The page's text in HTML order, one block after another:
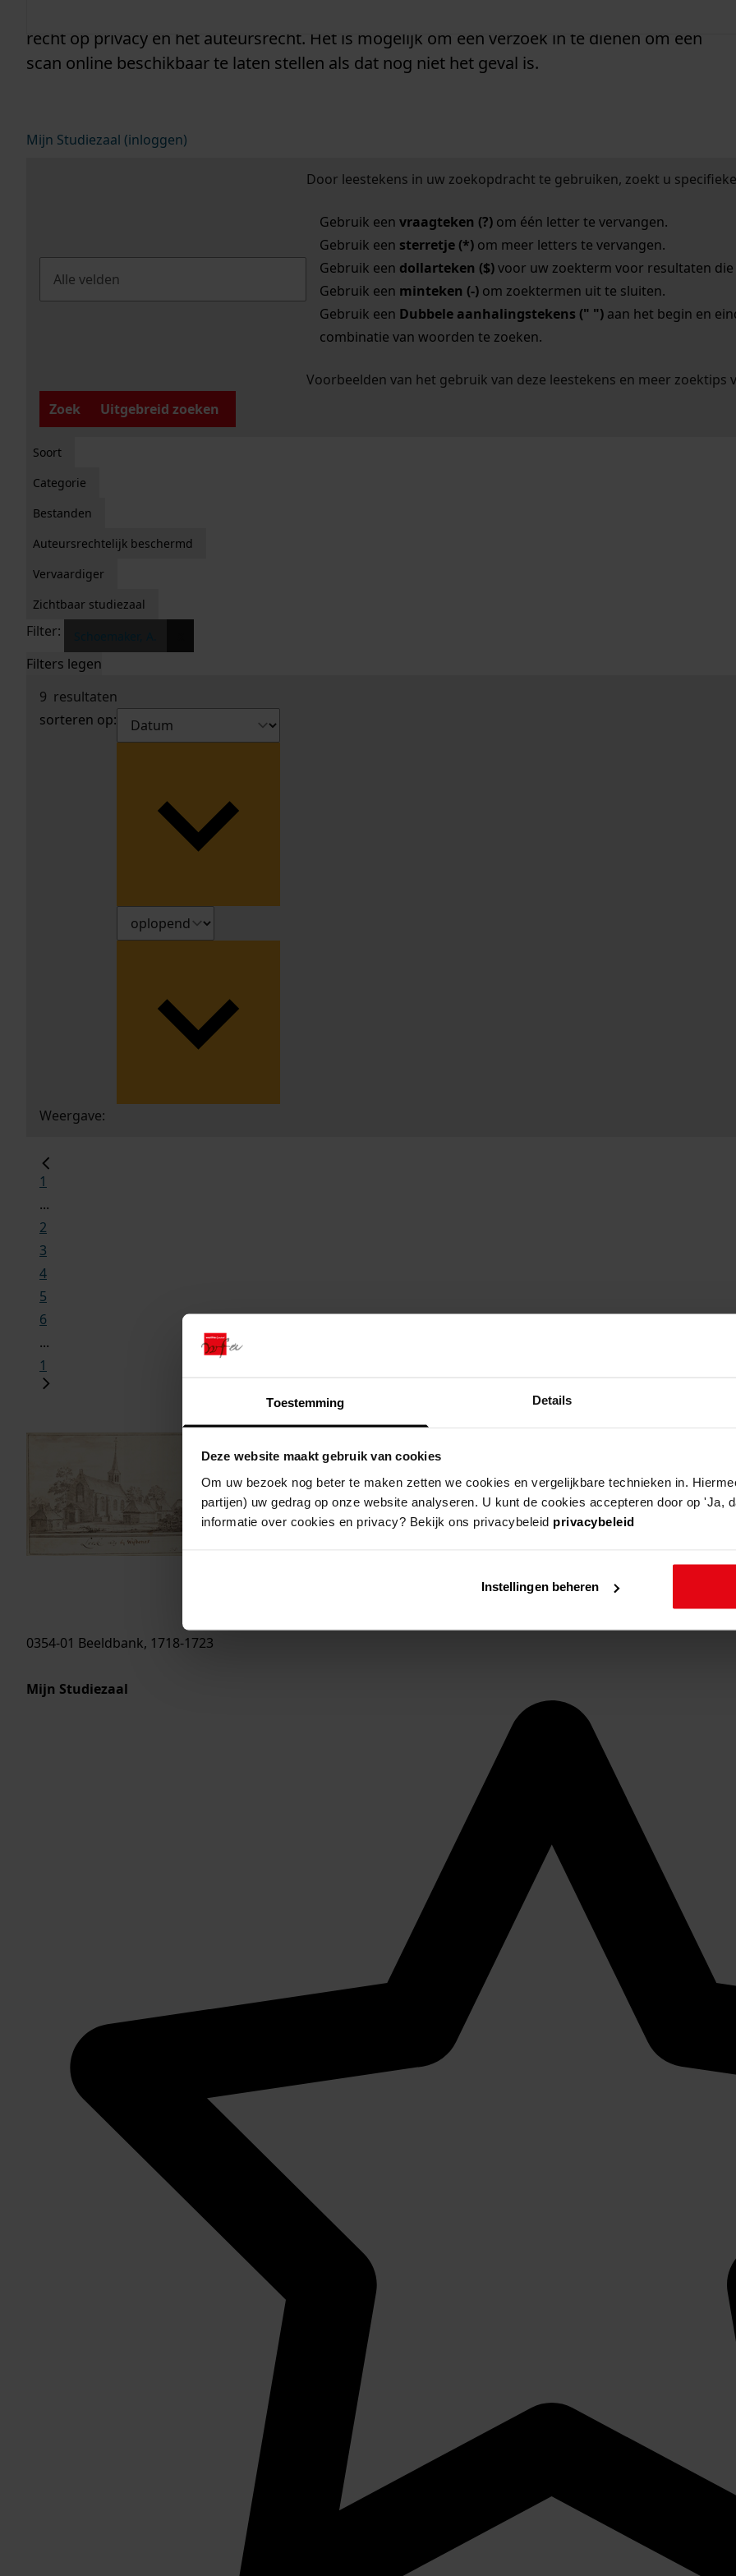
Toestemming Details
Deze website maakt gebruik van cookies
Om uw bezoek nog beter te maken zetten we cookies en vergelijkbare technieken in.
partijen) uw gedrag op onze website analyseren. U kunt de cookies accepteren door op 'Ja,
informatie over cookies en privacy? Bekijk ons privacybeleid privacybeleid
Instellingen beheren
recht op privacy en het auteursrecht. Het is mogelijk om een verzoek in te dienen om een
scan online beschikbaar te laten stellen als dat nog niet het geval is.
Mijn Studiezaal (inloggen)
Door leestekens in uw zoekopdracht te gebruiken, zoekt u
Gebruik een vraagteken (?)om één letter te vervangen.
Gebruik een sterretje (*)om meer letters te vervangen.
Gebruik een dollarteken ($)voor uw zoekterm voor resultaten die
Gebruik een minteken (-)om zoektermen uit te sluiten.
Gebruik een Dubbele aanhalingstekens (" ")aan het begin en
combinatie van woorden te zoeken.
Voorbeelden van het gebruik van deze leestekens en meer zoektips
Zoek
Uitgebreid zoeken
Soort
Categorie
Bestanden
Auteursrechtelijk beschermd
Vervaardiger
Zichtbaar studiezaal
Filter:
Filters legen
9 resultaten
sorteren op:
Weergave:
1
...
2
3
4
5
6
...
1
0354-01 Beeldbank, 1718-1723
Mijn Studiezaal